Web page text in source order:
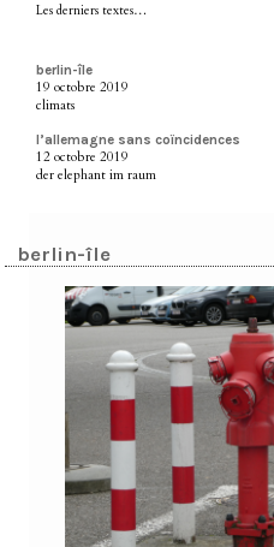
Les derniers textes…
berlin-île
19 octobre 2019
climats
l’allemagne sans coïncidences
12 octobre 2019
der elephant im raum
berlin-île